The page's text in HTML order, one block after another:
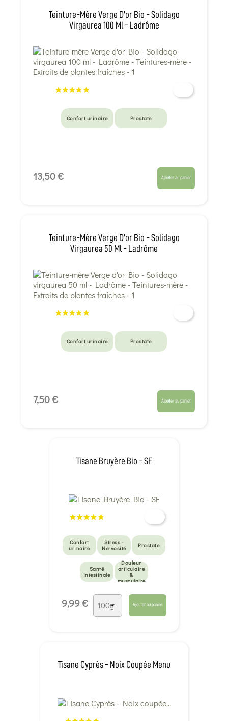
Teinture-Mère Verge D'or Bio - Solidago
Virgaurea 100 Ml - Ladrôme
Confort urinaire Prostate
13,50 € Ajouter au panier
Teinture-Mère Verge D'or Bio - Solidago
Virgaurea 50 Ml - Ladrôme
Confort urinaire Prostate
7,50 € Ajouter au panier
Tisane Bruyère Bio - SF
Confort
urinaire
Stress -
Nervosité
Prostate
Santé
intestinale
Douleur
articulaire
&
musculaire
9,99 € Ajouter au panier
Tisane Cyprès - Noix Coupée Menu